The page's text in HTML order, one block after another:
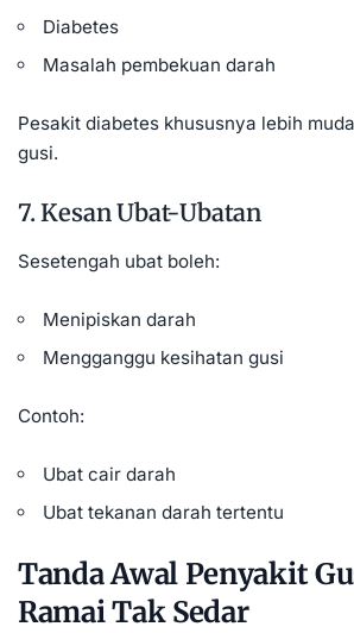
Diabetes
Masalah pembekuan darah
Pesakit diabetes khususnya lebih
gusi.
7. Kesan Ubat-Ubatan
Sesetengah ubat boleh:
Menipiskan darah
Mengganggu kesihatan gusi
Contoh:
Ubat cair darah
Ubat tekanan darah tertentu
Tanda Awal Penyakit
Ramai Tak Sedar